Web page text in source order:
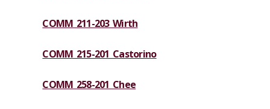
COMM 211-203 Wirth
COMM 215-201 Castorino
COMM 258-201 Chee